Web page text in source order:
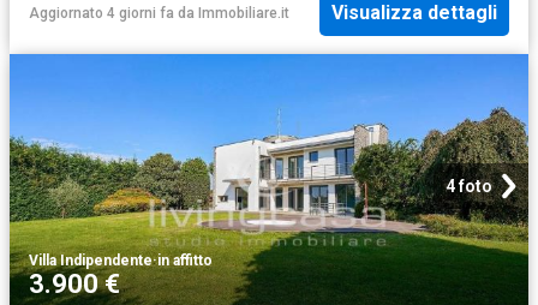
Aggiornato 4 giorni fa da Immobiliare.it Visualizza dettagli
4 foto
Villa Indipendente·in affitto
3.900 €